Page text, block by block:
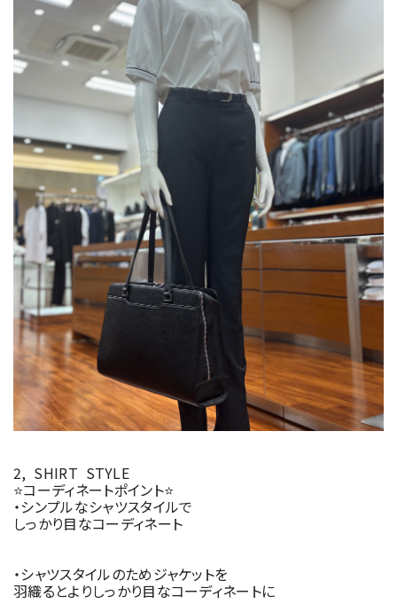
2, SHIRT STYLE
⭐️コーディネートポイント⭐️
・シンプルなシャツスタイルで
しっかり目なコーディネート
・シャツスタイルのためジャケットを
羽織るとよりしっかり目なコーディネートに